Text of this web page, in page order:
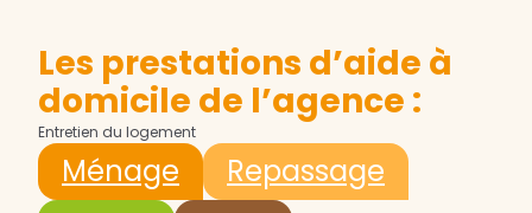
Les prestations d’aide à
domicile de l’agence :
Entretien du logement
Ménage
Repassage